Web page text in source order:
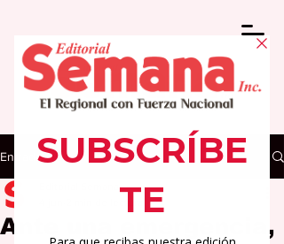
Entrada
Ante una emergencia,